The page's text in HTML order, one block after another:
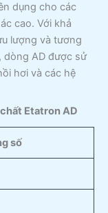
dụng cho các
cao. Với khả
lượng và tương
dòng AD được sử
hơi và các hệ
Etatron AD
số